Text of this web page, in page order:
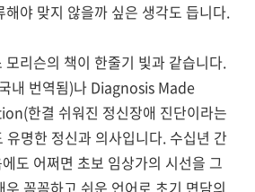
해야 맞지 않을까 싶은 생각도 듭니다.
모리슨의 책이 한줄기 빛과 같습니다.
내 번역됨)나 Diagnosis Made
한결 쉬워진 정신장애 진단이라는
유명한 정신과 의사입니다. 수십년 간
도 어쩌면 초보 임상가의 시선을 그
꼼꼼하고 쉬운 언어로 초기 면담의